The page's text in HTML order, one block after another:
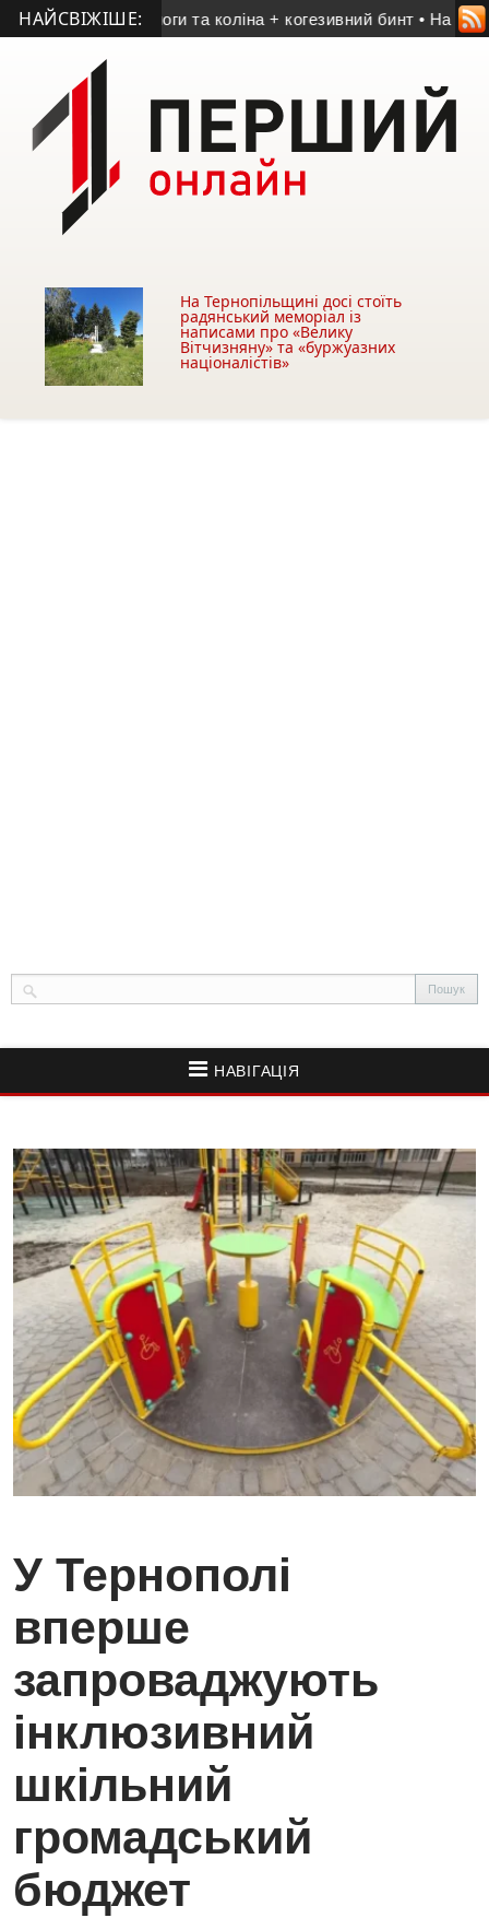
НАЙСВІЖІШЕ:
для ноги та коліна + когезивний бинт • На 33-му
На Тернопільщині досі стоїть
радянський меморіал із
написами про «Велику
Вітчизняну» та «буржуазних
націоналістів»
НАВІГАЦІЯ
У Тернополі
вперше
запроваджують
інклюзивний
шкільний
громадський
бюджет